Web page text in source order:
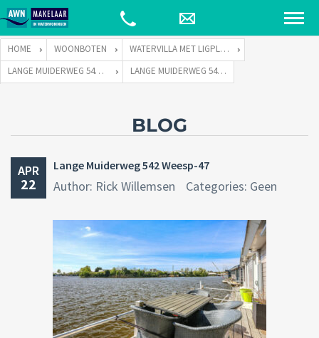
HOME WOONBOTEN
WATERVILLA MET LIGPLAATS
LANGE MUIDERWEG 542 TE 1382 LC WEESP
LANGE MUIDERWEG 542 WEESP-47
BLOG
APR
22
Lange Muiderweg 542 Weesp-47
Author: Rick Willemsen Categories: Geen